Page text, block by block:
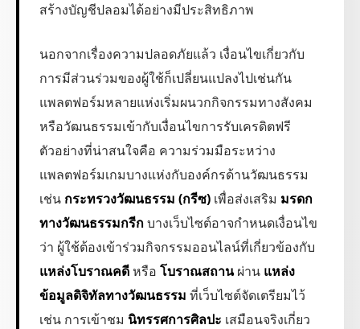
สร้างบัญชีปลอมได้อย่างมีประสิทธิภาพ
นอกจากเรื่องความปลอดภัยแล้ว เงื่อนไขเกี่ยวกับ
การมีส่วนร่วมของผู้ใช้ก็เปลี่ยนแปลงไปเช่นกัน
แพลตฟอร์มหลายแห่งเริ่มผนวกกิจกรรมทางสังคม
หรือวัฒนธรรมเข้ากับเงื่อนไขการรับเครดิตฟรี
ตัวอย่างที่น่าสนใจคือ ความร่วมมือระหว่าง
แพลตฟอร์มเกมบางแห่งกับองค์กรด้านวัฒนธรรม
เช่น กระทรวงวัฒนธรรม (กรีซ) เพื่อส่งเสริม มรดก
ทางวัฒนธรรมกรีกบางเว็บไซต์อาจกำหนดเงื่อนไข
ว่า ผู้ใช้ต้องเข้าร่วมกิจกรรมออนไลน์ที่เกี่ยวข้องกับ
แหล่งโบราณคดีหรือ โบราณสถานผ่าน แหล่ง
ข้อมูลดิจิทัลทางวัฒนธรรม ที่เว็บไซต์จัดเตรียมไว้
เช่น การเข้าชม นิทรรศการศิลปะ เสมือนจริงเกี่ยว